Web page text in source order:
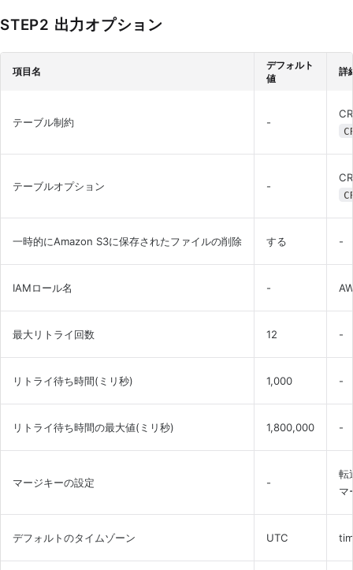
STEP2 出力オプション
項目名
デフォルト
値
詳
テーブル制約 -
テーブルオプション -
一時的にAmazon S3に保存されたファイルの削除 する -
IAMロール名 -
最大リトライ回数 12 -
リトライ待ち時間(ミリ秒) 1,000 -
リトライ待ち時間の最大値(ミリ秒) 1,800,000 -
マージキーの設定 -
転
マ
デフォルトのタイムゾーン UTC